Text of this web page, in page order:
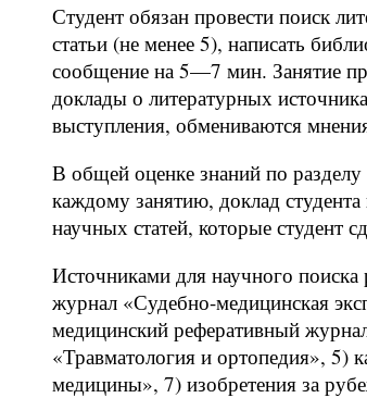
Студент обязан провести поиск
статьи (не менее 5), написать
сообщение на 5—7 мин. Занятие
доклады о литературных
выступления, обмениваются
В общей оценке знаний по
каждому занятию, доклад студента
научных статей, которые студент
Источниками для научного
журнал «Судебно-медицинская
медицинский реферативный
«Травматология и ортопедия», 5)
медицины», 7) изобретения за